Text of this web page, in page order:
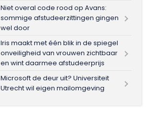
Niet overal code rood op Avans:
sommige afstudeerzittingen gingen
wel door
Iris maakt met één blik in de spiegel
onveiligheid van vrouwen zichtbaar
en wint daarmee afstudeerprijs
Microsoft de deur uit? Universiteit
Utrecht wil eigen mailomgeving